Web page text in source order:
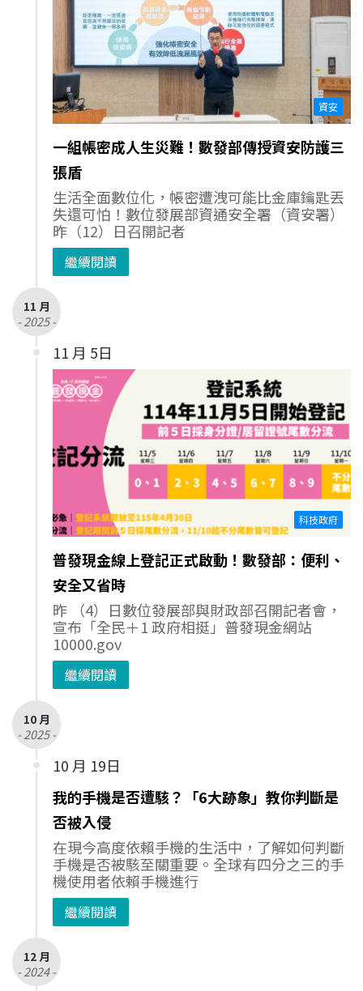
資安
一組帳密成人生災難！數發部傳授資安防護三
張盾
生活全面數位化，帳密遭洩可能比金庫鑰匙丟
失還可怕！數位發展部資通安全署（資安署）
昨（12）日召開記者
繼續閱讀
11 月
- 2025 -
11 月 5日
科技政府
普發現金線上登記正式啟動！數發部：便利、
安全又省時
昨 （4）日數位發展部與財政部召開記者會，
宣布「全民＋1 政府相挺」普發現金網站
10000.gov
繼續閱讀
10 月
- 2025 -
10 月 19日
我的手機是否遭駭？「6大跡象」教你判斷是
否被入侵
在現今高度依賴手機的生活中，了解如何判斷
手機是否被駭至關重要。全球有四分之三的手
機使用者依賴手機進行
繼續閱讀
12 月
- 2024 -